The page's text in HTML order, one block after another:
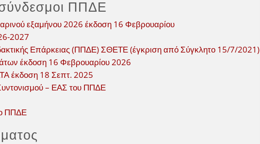
σύνδεσμοι ΠΠΔΕ
εξαμήνου 2026 έκδοση 16 Φεβρουαρίου
2027
Επάρκειας (ΠΠΔΕ) ΣΘΕΤΕ (έγκριση από Σύγκλητο 15/7/2021)
έκδοση 16 Φεβρουαρίου 2026
18 Σεπτ. 2025
– ΕΑΣ του ΠΠΔΕ
ΠΠΔΕ